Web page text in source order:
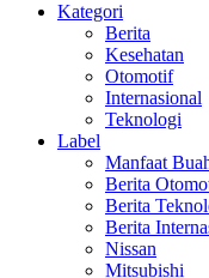
Kategori
Berita
Kesehatan
Otomotif
Internasional
Teknologi
Label
Manfaat
Berita
Berita
Berita
Nissan
Mitsubishi